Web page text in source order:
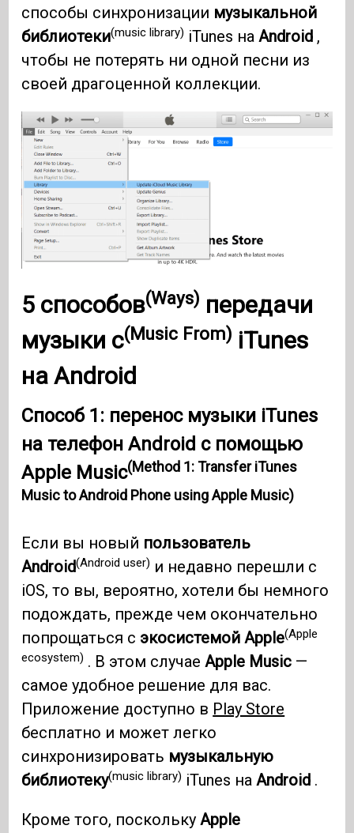
способы синхронизации музыкальной
библиотеки(music library) iTunes наAndroid ,
чтобы не потерять ни одной песни из
своей драгоценной коллекции.
5 способов(Ways) передачи
музыки с(Music From) iTunes
на Android
Способ 1: перенос музыки iTunes
на телефон Android с помощью
Apple Music(Method 1: Transfer iTunes
Music to Android Phone using Apple Music)
Если вы новый пользователь
Android(Android user) и недавно перешли с
iOS, то вы, вероятно, хотели бы немного
подождать, прежде чем окончательно
попрощаться с экосистемой Apple(Apple
ecosystem) . В этом случаеApple Music —
самое удобное решение для вас.
Приложение доступно в Play Store
бесплатно и может легко
синхронизировать музыкальную
библиотеку(music library) iTunes наAndroid .
Кроме того, посколькуApple